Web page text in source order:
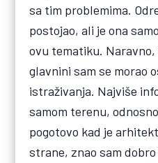
sa tim problemima.
postojao, ali je ona
ovu tematiku. Naravno,
glavnini sam se morao
istraživanja. Najviše
samom terenu,
pogotovo kad je
strane, znao sam